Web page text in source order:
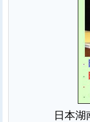
日本